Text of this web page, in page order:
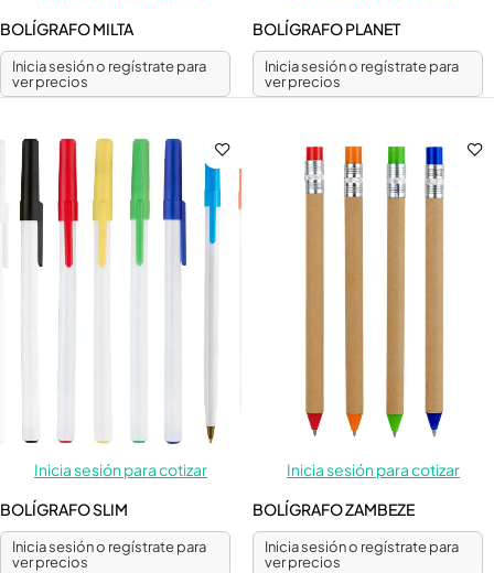
BOLÍGRAFO MILTA
Inicia sesión o regístrate para
ver precios
BOLÍGRAFO PLANET
Inicia sesión o regístrate para
ver precios
Inicia sesión para cotizar
BOLÍGRAFO SLIM
Inicia sesión o regístrate para
ver precios
Inicia sesión para cotizar
BOLÍGRAFO ZAMBEZE
Inicia sesión o regístrate para
ver precios